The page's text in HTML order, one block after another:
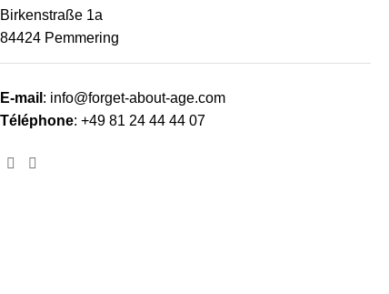
Birkenstraße 1a
84424 Pemmering
E-mail : info@forget-about-age.com
Téléphone: +49 81 24 44 44 07